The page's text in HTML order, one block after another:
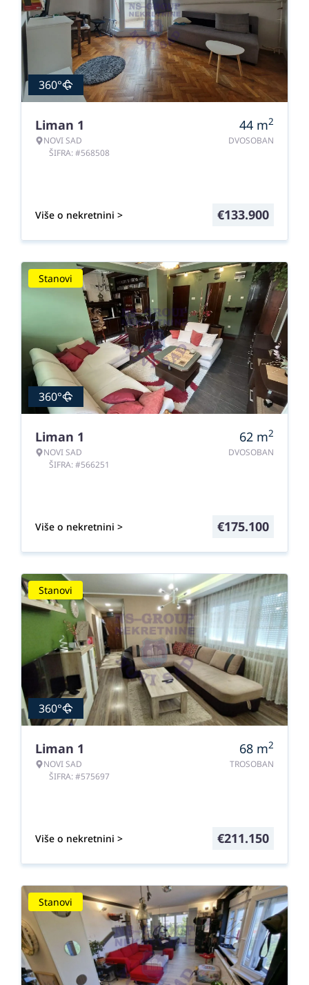
360°
Liman 1
NOVI SAD
ŠIFRA: #568508
44 m2
DVOSOBAN
Više o nekretnini > €133.900
Stanovi
360°
Liman 1
NOVI SAD
ŠIFRA: #566251
62 m2
DVOSOBAN
Više o nekretnini > €175.100
Stanovi
360°
Liman 1
NOVI SAD
ŠIFRA: #575697
68 m2
TROSOBAN
Više o nekretnini > €211.150
Stanovi